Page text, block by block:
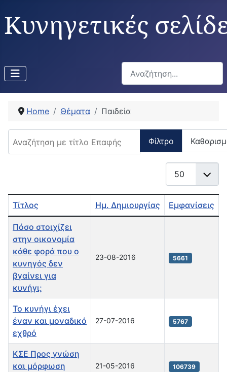
Κυνηγετικές
Αναζήτηση...
Home Θέματα Παιδεία
Φίλτρο
Άρθρα
Τίτλος Ημ. Δημιουργίας Εμφανίσεις
Πόσο στοιχίζει
στην οικονομία
κάθε φορά που ο
κυνηγός δεν
βγαίνει για
κυνήγι;
23-08-2016 5661
Το κυνήγι έχει
έναν και μοναδικό
εχθρό
27-07-2016 5767
ΚΣΕ Προς γνώση
και μόρφωση
21-05-2016 106739